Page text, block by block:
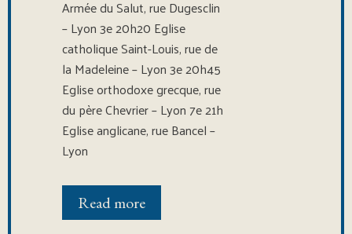
Armée du Salut, rue Dugesclin
– Lyon 3e 20h20 Eglise
catholique Saint-Louis, rue de
la Madeleine – Lyon 3e 20h45
Eglise orthodoxe grecque, rue
du père Chevrier – Lyon 7e 21h
Eglise anglicane, rue Bancel –
Lyon
Read more